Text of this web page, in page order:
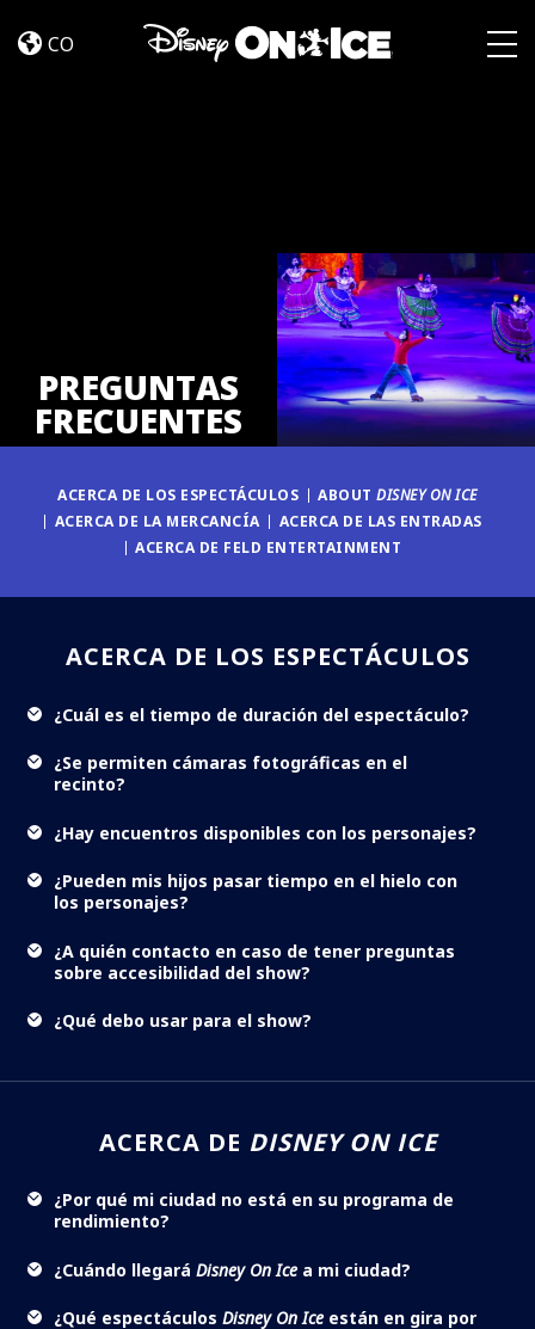
FRECUENTES
CO
PREGUNTAS
FRECUENTES
ACERCA DE LOS ESPECTÁCULOS ABOUTDISNEY ON ICE
ACERCA DE LA MERCANCÍA
ACERCA DE LAS ENTRADAS
ACERCA DE FELD ENTERTAINMENT
ACERCA DE LOS ESPECTÁCULOS
¿Cuál es el tiempo de duración del espectáculo?
¿Se permiten cámaras fotográficas en el
recinto?
¿Hay encuentros disponibles con los personajes?
¿Pueden mis hijos pasar tiempo en el hielo con
los personajes?
¿A quién contacto en caso de tener preguntas
sobre accesibilidad del show?
¿Qué debo usar para el show?
ACERCA DE DISNEY ON ICE
¿Por qué mi ciudad no está en su programa de
rendimiento?
¿Cuándo llegará Disney On Ice a mi ciudad?
¿Qué espectáculos Disney On Ice están en gira por